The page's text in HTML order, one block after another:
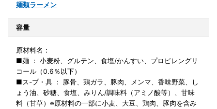
麺類ラーメン
容量
原材料名：
■麺 ： 小麦粉、グルテン、食塩/かんすい、プロピレングリ
コール（0.6％以下）
■ス-プ・具 ： 豚骨、鶏ガラ、豚肉、メンマ、香味野菜、し
ょう油、砂糖、食塩、みりん/調味料（アミノ酸等）、甘味
料（甘草）※原材料の一部に小麦、大豆、鶏肉、豚肉を含み